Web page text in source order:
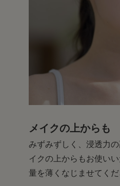
メイクの上からも
みずみずしく、浸透力
イクの上からもお使い
量を薄くなじませてくだ